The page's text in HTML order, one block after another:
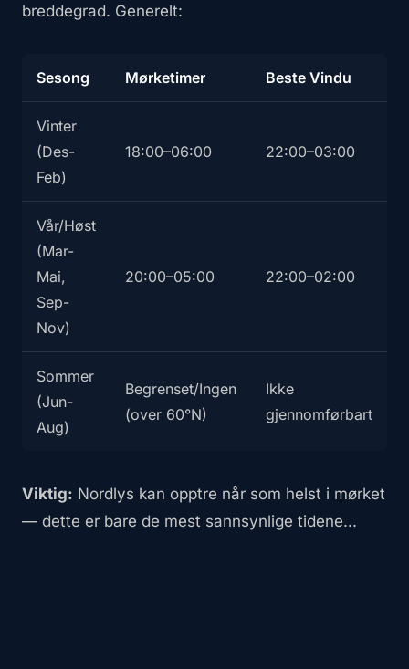
breddegrad. Generelt:
Sesong Mørketimer Beste Vindu
Vinter
(Des-
Feb)
18:00–06:00 22:00–03:00
Vår/Høst
(Mar-
Mai,
Sep-
Nov)
20:00–05:00 22:00–02:00
Sommer
(Jun-
Aug)
Begrenset/Ingen
(over 60°N)
Ikke
gjennomførbart
Viktig: Nordlys kan opptre når som helst i mørket
— dette er bare de mest sannsynlige tidene...